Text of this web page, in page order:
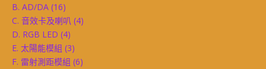
B. AD/DA (16)
C. 音效卡及喇叭 (4)
D. RGB LED (4)
E. 太陽能模組 (3)
F. 雷射測距模組 (6)